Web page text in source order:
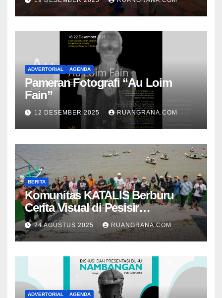
ADVERTORIAL AGENDA
Pameran Fotografi “Au Loim
Fain”
12 DESEMBER 2025 RUANGRANA.COM
BERITA
Komunitas KATALIS Berburu
Cerita Visual di Pesisir
Nambangan
24 AGUSTUS 2025 RUANGRANA.COM
ADVERTORIAL AGENDA